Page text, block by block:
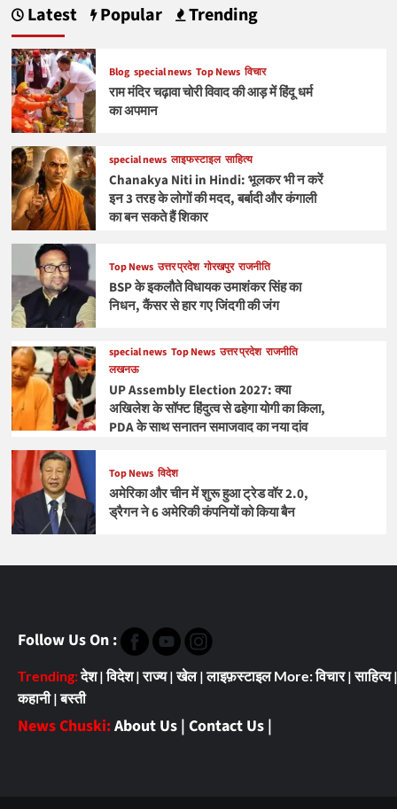
Latest Popular Trending
Blog special news Top News विचार
राम मंदिर चढ़ावा चोरी विवाद की आड़ में हिंदू धर्म
का अपमान
special news लाइफस्टाइल साहित्य
Chanakya Niti in Hindi: भूलकर भी न करें
इन 3 तरह के लोगों की मदद, बर्बादी और कंगाली
का बन सकते हैं शिकार
Top News उत्तर प्रदेश गोरखपुर राजनीति
BSP के इकलौते विधायक उमाशंकर सिंह का
निधन, कैंसर से हार गए जिंदगी की जंग
special news Top News उत्तर प्रदेश राजनीति
लखनऊ
UP Assembly Election 2027: क्या
अखिलेश के सॉफ्ट हिंदुत्व से ढहेगा योगी का किला,
PDA के साथ सनातन समाजवाद का नया दांव
Top News विदेश
अमेरिका और चीन में शुरू हुआ ट्रेड वॉर 2.0,
ड्रैगन ने 6 अमेरिकी कंपनियों को किया बैन
Follow Us On :
Trending:देश|विदेश|राज्य|खेल|लाइफ़स्टाइल More:विचार|साहित्य|
कहानी|बस्ती
News Chuski:About Us | Contact Us |